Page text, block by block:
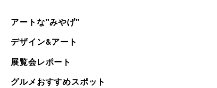
アートな"みやげ"
デザイン&アート
展覧会レポート
グルメおすすめスポット